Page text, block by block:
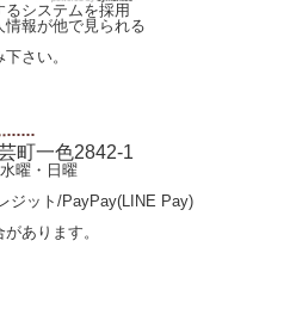
システムを採用
報が他で見られる
さい。
町一色2842-1
曜・日曜
ジット/PayPay(LINE Pay)
あります。